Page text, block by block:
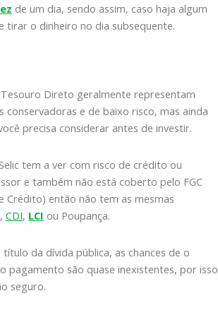
de um dia, sendo assim, caso haja algum
tirar o dinheiro no dia subsequente.
Direto geralmente representam
conservadoras e de baixo risco, mas ainda
precisa considerar antes de investir.
tem a ver com risco de crédito ou
e também não está coberto pelo FGC
Crédito) então não tem as mesmas
CDI, LCI ou Poupança.
da dívida pública, as chances de o
pagamento são quase inexistentes, por isso
seguro.